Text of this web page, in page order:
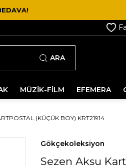
ARA
MÜZİK-FİLM EFEMERA
(KÜÇÜK BOY) KRT21914
Gökçekoleksiyon
Sezen Aksu